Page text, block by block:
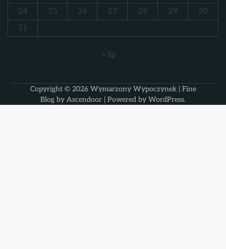
24
25 26 27 28 29
30
31
« lip
Copyright © 2026 Wymarzony Wypoczynek| Fine
Blog by Ascendoor | Powered by WordPress.